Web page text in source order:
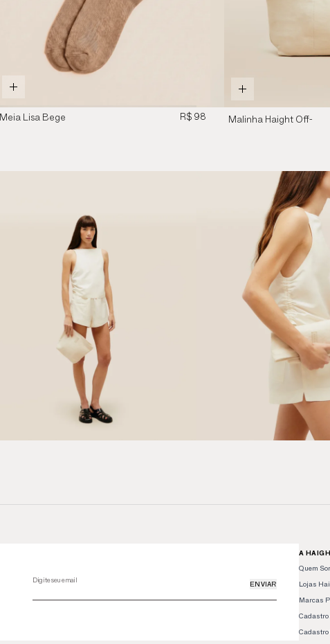
Meia Lisa Bege R$ 98
Malinha Haight Off-
ENVIAR
A
Quem
Lojas
Marcas
Cadastro
Cadastro